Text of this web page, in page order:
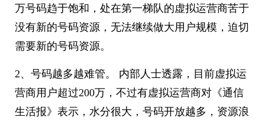
万号码趋于饱和，处在第一梯队的虚拟运营商苦于
没有新的号码资源，无法继续做大用户规模，迫切
需要新的号码资源。
2、号码越多越难管。 内部人士透露，目前虚拟运
营商用户超过200万，不过有虚拟运营商对《通信
生活报》表示，水分很大，号码开放越多，资源浪